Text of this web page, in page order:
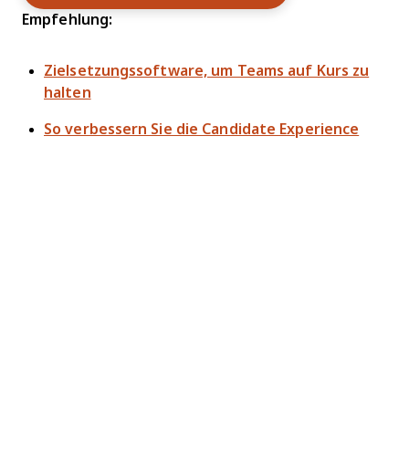
Empfehlung:
Zielsetzungssoftware, um Teams auf Kurs zu
halten
So verbessern Sie die Candidate Experience